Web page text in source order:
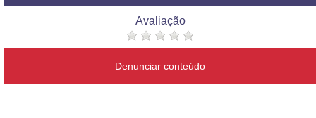
Avaliação
Denunciar conteúdo